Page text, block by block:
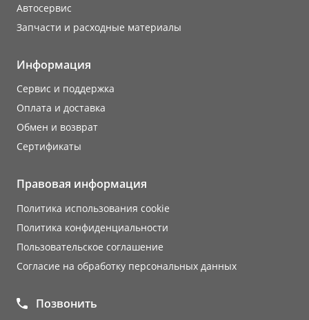
Автосервис
Запчасти и расходные материалы
Информация
Сервис и поддержка
Оплата и доставка
Обмен и возврат
Сертификаты
Правовая информация
Политика использования cookie
Политика конфиденциальности
Пользовательское соглашение
Согласие на обработку персональных данных
Позвонить